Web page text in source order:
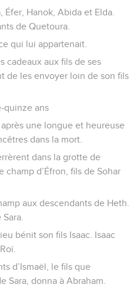
Éfer, Hanok, Abida et Elda.
de Quetoura.
qui lui appartenait.
cadeaux aux fils de ses
de les envoyer loin de son fils
quinze ans
une longue et heureuse
dans la mort.
dans la grotte de
champ d’Éfron, fils de Sohar
aux descendants de Heth.
bénit son fils Isaac. Isaac
d’Ismaël, le fils que
Sara, donna à Abraham.